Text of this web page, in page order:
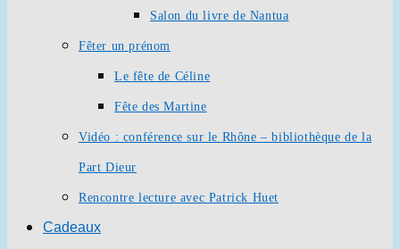
Salon du livre de Nantua
Fêter un prénom
Le fête de Céline
Fête des Martine
Vidéo : conférence sur le Rhône – bibliothèque de la
Part Dieur
Rencontre lecture avec Patrick Huet
Cadeaux